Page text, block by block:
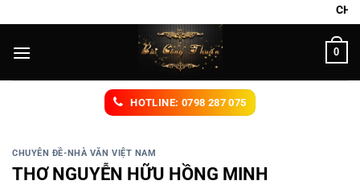
đến
nội
CHÚT TÌNH TRI
0
HOTLINE: 0798 287 075
CHUYÊN ĐỀ-NHÀ VĂN VIỆT NAM
THƠ NGUYỄN HỮU HỒNG MINH